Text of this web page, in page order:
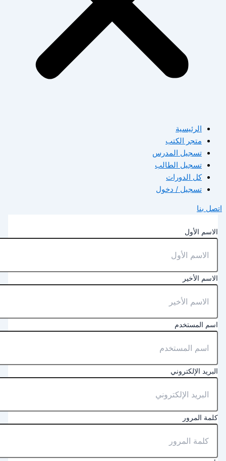
الرئيسية
متجر الكتب
تسجيل المدرس
تسجيل الطالب
كل الدورات
تسجيل / دخول
بنا
الأول
الأخير
المستخدم
الإلكتروني
المرور